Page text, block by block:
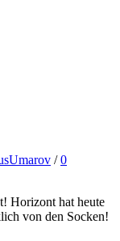
/0
Horizont hat heute
von den Socken!